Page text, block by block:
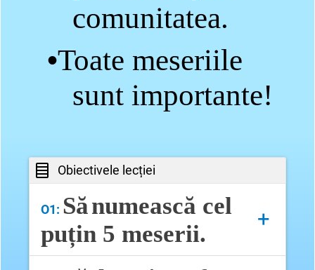
comunitatea.
•Toate meseriile
sunt importante!
Obiectivele lecției
O1: Sănumească cel
puțin 5 meserii.
+